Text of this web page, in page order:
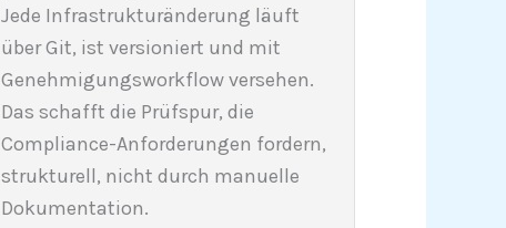
Jede Infrastrukturänderung läuft
über Git, ist versioniert und mit
Genehmigungsworkflow versehen.
Das schafft die Prüfspur, die
Compliance-Anforderungen fordern,
strukturell, nicht durch manuelle
Dokumentation.